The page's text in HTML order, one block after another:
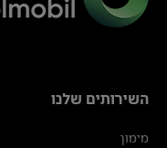
השירותים שלנו
מימון